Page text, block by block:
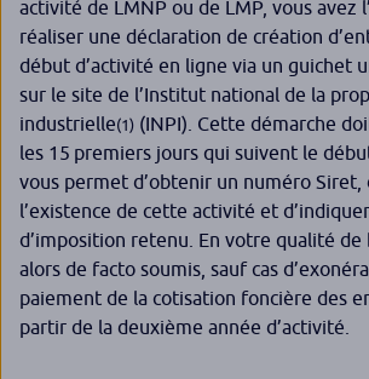
activité de LMNP ou de LMP, vous avez
réaliser une déclaration de création
début d’activité en ligne via un guichet
sur le site de l’Institut national de la
industrielle(1) (INPI). Cette démarche
les 15 premiers jours qui suivent le
vous permet d’obtenir un numéro
l’existence de cette activité et
d’imposition retenu. En votre qualité de
alors de facto soumis, sauf cas
paiement de la cotisation foncière des
partir de la deuxième année d’activité.